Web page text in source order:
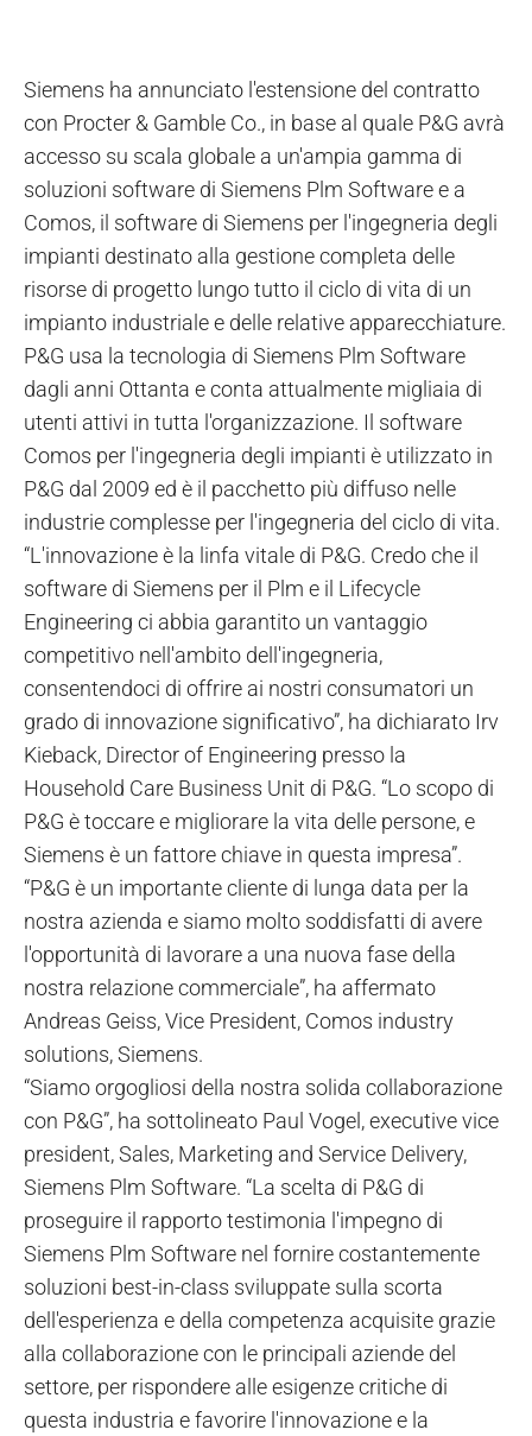
Siemens ha annunciato l'estensione del contratto
con Procter & Gamble Co., in base al quale P&G avrà
accesso su scala globale a un'ampia gamma di
soluzioni software di Siemens Plm Software e a
Comos, il software di Siemens per l'ingegneria degli
impianti destinato alla gestione completa delle
risorse di progetto lungo tutto il ciclo di vita di un
impianto industriale e delle relative apparecchiature.
P&G usa la tecnologia di Siemens Plm Software
dagli anni Ottanta e conta attualmente migliaia di
utenti attivi in tutta l'organizzazione. Il software
Comos per l'ingegneria degli impianti è utilizzato in
P&G dal 2009 ed è il pacchetto più diffuso nelle
industrie complesse per l'ingegneria del ciclo di vita.
“L'innovazione è la linfa vitale di P&G. Credo che il
software di Siemens per il Plm e il Lifecycle
Engineering ci abbia garantito un vantaggio
competitivo nell'ambito dell'ingegneria,
consentendoci di offrire ai nostri consumatori un
grado di innovazione significativo”, ha dichiarato Irv
Kieback, Director of Engineering presso la
Household Care Business Unit di P&G. “Lo scopo di
P&G è toccare e migliorare la vita delle persone, e
Siemens è un fattore chiave in questa impresa”.
“P&G è un importante cliente di lunga data per la
nostra azienda e siamo molto soddisfatti di avere
l'opportunità di lavorare a una nuova fase della
nostra relazione commerciale”, ha affermato
Andreas Geiss, Vice President, Comos industry
solutions, Siemens.
“Siamo orgogliosi della nostra solida collaborazione
con P&G”, ha sottolineato Paul Vogel, executive vice
president, Sales, Marketing and Service Delivery,
Siemens Plm Software. “La scelta di P&G di
proseguire il rapporto testimonia l'impegno di
Siemens Plm Software nel fornire costantemente
soluzioni best-in-class sviluppate sulla scorta
dell'esperienza e della competenza acquisite grazie
alla collaborazione con le principali aziende del
settore, per rispondere alle esigenze critiche di
questa industria e favorire l'innovazione e la